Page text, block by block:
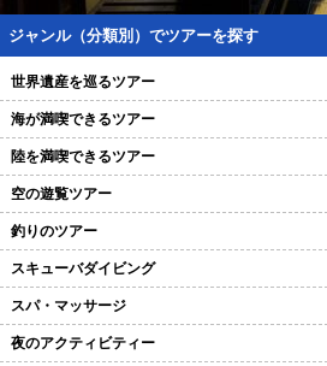
ジャンル（分類別）でツアーを探す
世界遺産を巡るツアー
海が満喫できるツアー
陸を満喫できるツアー
空の遊覧ツアー
釣りのツアー
スキューバダイビング
スパ・マッサージ
夜のアクティビティー